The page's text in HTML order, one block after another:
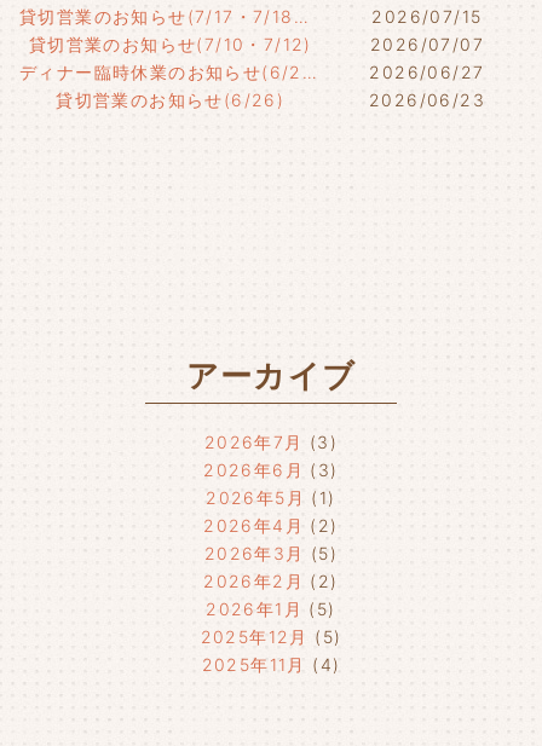
貸切営業のお知らせ(7/17・7/18・7/21)
2026/07/15
貸切営業のお知らせ(7/10・7/12)
2026/07/07
ディナー臨時休業のお知らせ(6/29)
2026/06/27
貸切営業のお知らせ(6/26)
2026/06/23
アーカイブ
2026年7月
(3)
2026年6月 (3)
2026年5月 (1)
2026年4月 (2)
2026年3月
(5)
2026年2月 (2)
2026年1月 (5)
2025年12月
(5)
2025年11月
(4)
2025年9月